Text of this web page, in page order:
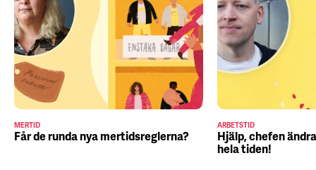
MERTID
Får de runda nya mertidsreglerna?
ARBETSTID
Hjälp, chefen
hela tiden!